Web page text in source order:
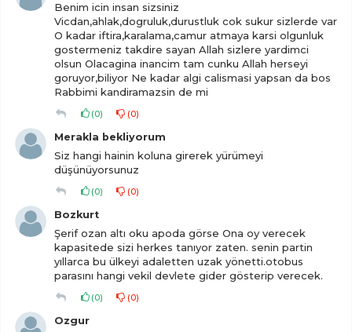
Benim icin insan sizsiniz
Vicdan,ahlak,dogruluk,durustluk cok sukur sizlerde var
O kadar iftira,karalama,camur atmaya karsi olgunluk
gostermeniz takdire sayan Allah sizlere yardimci
olsun Olacagina inancim tam cunku Allah herseyi
goruyor,biliyor Ne kadar algi calismasi yapsan da bos
Rabbimi kandiramazsin de mi
(0) (0)
Merakla bekliyorum
Siz hangi hainin koluna girerek yürümeyi
düşünüyorsunuz
(0) (0)
Bozkurt
Şerif ozan altı oku apoda görse Ona oy verecek
kapasitede sizi herkes tanıyor zaten. senin partin
yıllarca bu ülkeyi adaletten uzak yönetti.otobus
parasını hangi vekil devlete gider gösterip verecek.
(0) (0)
Ozgur